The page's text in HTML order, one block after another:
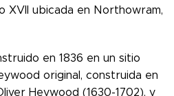
XVII ubicada en Northowram,
en 1836 en un sitio
original, construida en
Heywood (1630-1702), y